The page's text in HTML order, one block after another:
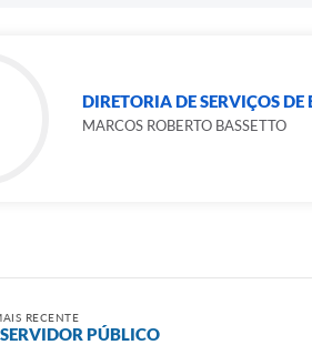
DIRETORIA DE SERVIÇOS
MARCOS ROBERTO BASSETTO
RECENTE
PÚBLICO